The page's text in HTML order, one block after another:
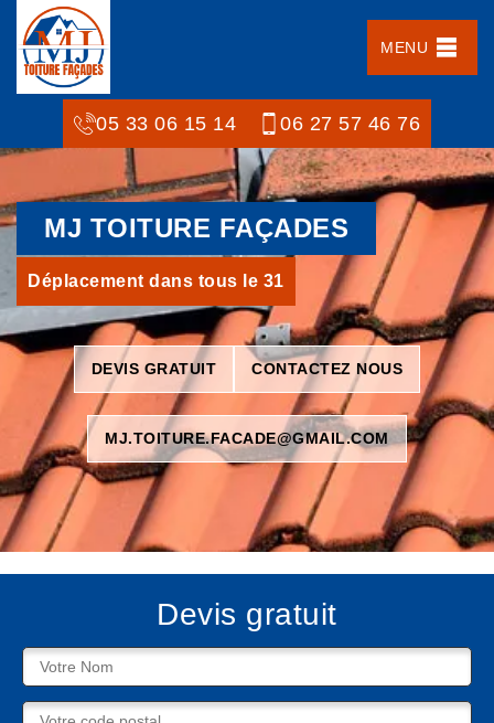
MENU
05 33 06 15 14 06 27 57 46 76
MJ TOITURE FAÇADES
Déplacement dans tous le 31
DEVIS GRATUIT CONTACTEZ NOUS
MJ.TOITURE.FACADE@GMAIL.COM
Devis gratuit